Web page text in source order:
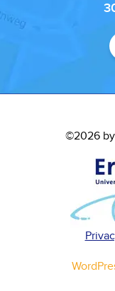
©2026 by